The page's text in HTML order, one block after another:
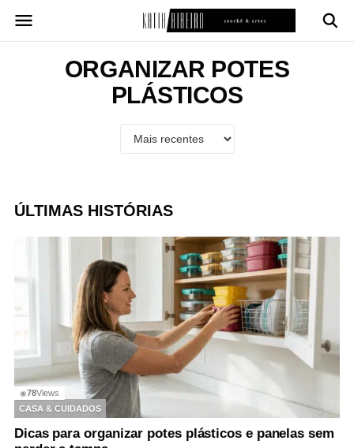
para
ORGANIZAR POTES
PLÁSTICOS
ÚLTIMAS HISTÓRIAS
◉78Views
CASA & CUIDADOS
Dicas para organizar potes plásticos e panelas sem